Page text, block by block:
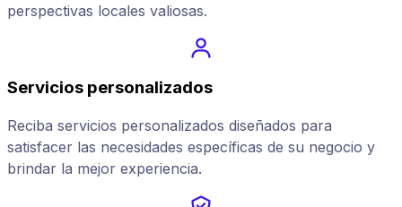
perspectivas locales valiosas.
Servicios personalizados
Reciba servicios personalizados diseñados para
satisfacer las necesidades específicas de su negocio y
brindar la mejor experiencia.